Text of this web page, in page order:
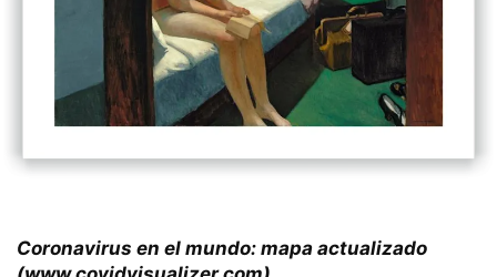
Coronavirus en el mundo: mapa actualizado